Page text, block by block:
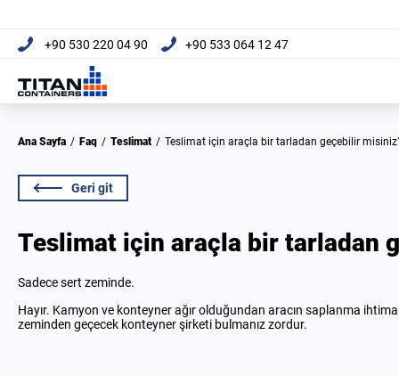
+90 530 220 04 90 +90 533 064 12 47
Ana Sayfa / Faq / Teslimat / Teslimat için araçla bir tarladan geçebilir
Geri git
Teslimat için araçla bir tarladan
Sadece sert zeminde.
Hayır. Kamyon ve konteyner ağır olduğundan aracın saplanma
zeminden geçecek konteyner şirketi bulmanız zordur.